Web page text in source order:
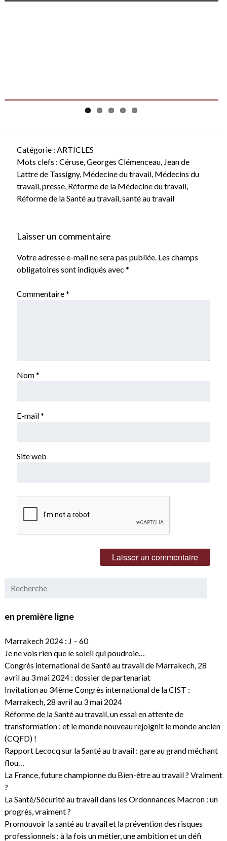
Catégorie : ARTICLES
Mots clefs : Céruse, Georges Clémenceau, Jean de
Lattre de Tassigny, Médecine du travail, Médecins du
travail, presse, Réforme de la Médecine du travail,
Réforme de la Santé au travail, santé au travail
Laisser un commentaire
Votre adresse e-mail ne sera pas publiée. Les champs
obligatoires sont indiqués avec *
Commentaire*
Nom*
E-mail*
Site web
en première ligne
Marrakech 2024 : J – 60
Je ne vois rien que le soleil qui poudroie…
Congrès international de Santé au travail de Marrakech, 28
avril au 3 mai 2024 : dossier de partenariat
Invitation au 34ème Congrès international de la CIST :
Marrakech, 28 avril au 3 mai 2024
Réforme de la Santé au travail, un essai en attente de
transformation : et le monde nouveau rejoignit le monde ancien
(CQFD) !
Rapport Lecocq sur la Santé au travail : gare au grand méchant
flou…
La France, future championne du Bien-être au travail ? Vraiment
?
La Santé/Sécurité au travail dans les Ordonnances Macron : un
progrès, vraiment ?
Promouvoir la santé au travail et la prévention des risques
professionnels : à la fois un métier, une ambition et un défi